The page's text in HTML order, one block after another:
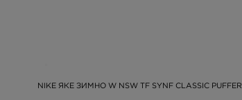
NIKE ЯКЕ ЗИМНО W NSW TF SYNF CLASSIC PUFFER